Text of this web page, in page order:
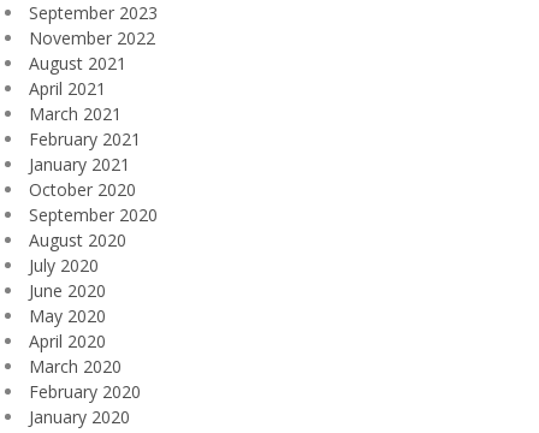
September 2023
November 2022
August 2021
April 2021
March 2021
February 2021
January 2021
October 2020
September 2020
August 2020
July 2020
June 2020
May 2020
April 2020
March 2020
February 2020
January 2020